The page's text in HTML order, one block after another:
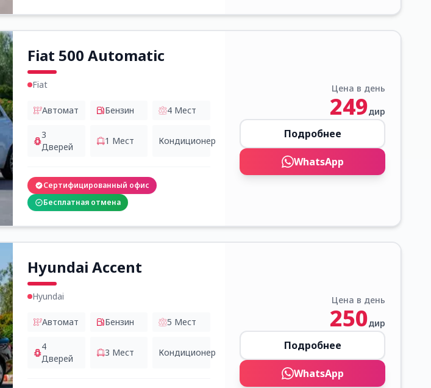
Fiat 500 Automatic
Fiat
Автомат Бензин 4 Мест
3
Дверей
1 Мест Кондиционер
Сертифицированный офис
Бесплатная отмена
Цена в день
249дир
Подробнее
WhatsApp
Hyundai Accent
Hyundai
Автомат Бензин 5 Мест
4
Дверей
3 Мест Кондиционер
Цена в день
250дир
Подробнее
WhatsApp